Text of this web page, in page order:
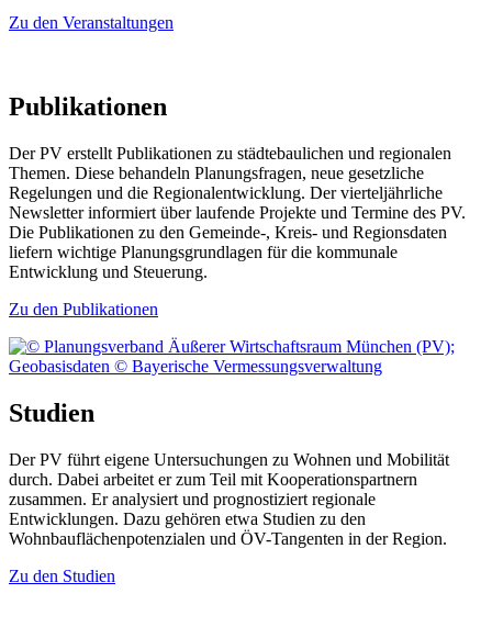
Zu den Veranstaltungen
Publikationen
Der PV erstellt Publikationen zu städtebaulichen und regionalen
Themen. Diese behandeln Planungsfragen, neue gesetzliche
Regelungen und die Regionalentwicklung. Der vierteljährliche
Newsletter informiert über laufende Projekte und Termine des PV.
Die Publikationen zu den Gemeinde-, Kreis- und Regionsdaten
liefern wichtige Planungsgrundlagen für die kommunale
Entwicklung und Steuerung.
Zu den Publikationen
Studien
Der PV führt eigene Untersuchungen zu Wohnen und Mobilität
durch. Dabei arbeitet er zum Teil mit Kooperationspartnern
zusammen. Er analysiert und prognostiziert regionale
Entwicklungen. Dazu gehören etwa Studien zu den
Wohnbauflächenpotenzialen und ÖV-Tangenten in der Region.
Zu den Studien